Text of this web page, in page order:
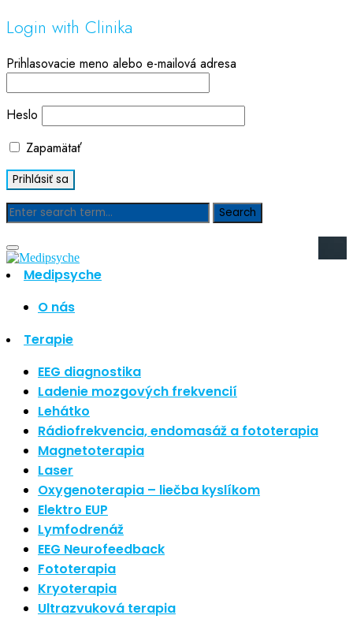
Login with Clinika
Prihlasovacie meno alebo e-mailová adresa
Heslo
Zapamätať
Medipsyche
O nás
Terapie
EEG diagnostika
Ladenie mozgových frekvencií
Lehátko
Rádiofrekvencia, endomasáž a fototerapia
Magnetoterapia
Laser
Oxygenoterapia – liečba kyslíkom
Elektro EUP
Lymfodrenáž
EEG Neurofeedback
Fototerapia
Kryoterapia
Ultrazvuková terapia
Blog
Hľadať
Najnovšie články
Nové polarizované svetlo
So psoriázou netreba žiť
Rozšírenie služieb
Hudba a vývoj mozgu
Najnovšie komentáre
Žiadne komentáre na zobrazenie.
Archív
september 2021
apríl 2021
august 2020